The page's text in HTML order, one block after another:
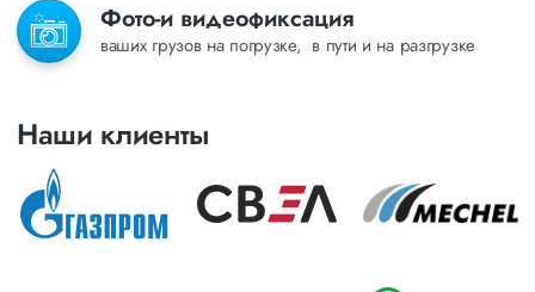
Фото-и видеофиксация
ваших грузов на погрузке, в пути и на разгрузке
Наши клиенты